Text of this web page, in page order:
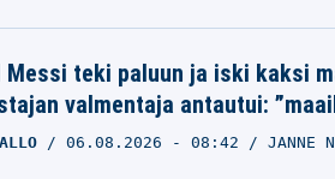
Messi teki paluun ja iski kaksi
valmentaja antautui:
06.08.2026 - 08:42 JANNE